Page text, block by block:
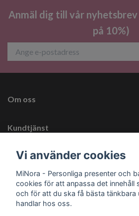
Anmäl dig till vår
på 10%)
Om oss
Kundtjänst
Läs mer
Sociala medier
Vi använder cookies
MiNora - Personliga presenter och
cookies för att anpassa det innehåll
och för att du ska få bästa tänkbara
handlar hos oss.